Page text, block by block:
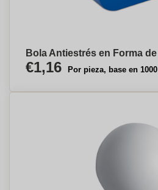
Bola Antiestrés en Forma
€1,16 Por pieza, base en